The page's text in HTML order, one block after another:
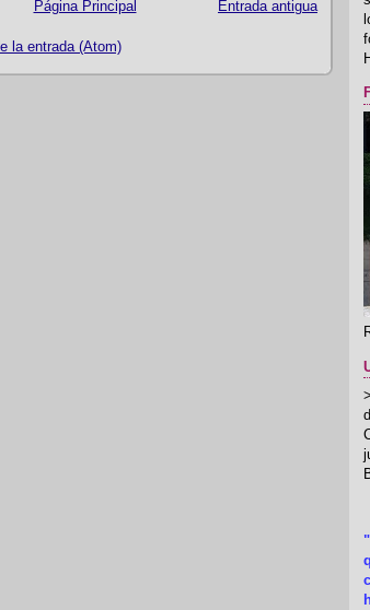
Entrada antigua
Página Principal
la entrada (Atom)